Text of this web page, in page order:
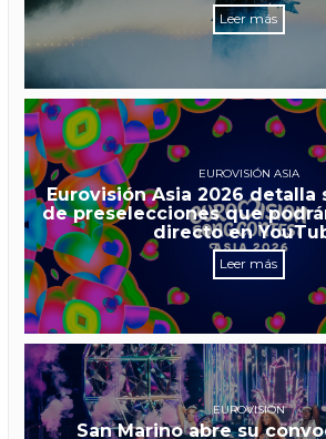
Leer más
EUROVISIÓN ASIA
Eurovisión Asia 2026 detalla
de preselecciones que
directo en
Leer más
EUROVISIÓN
San Marino abre su